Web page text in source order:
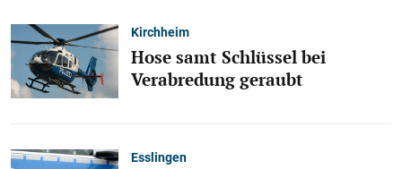
Kirchheim
Hose samt Schlüssel bei
Verabredung geraubt
Esslingen